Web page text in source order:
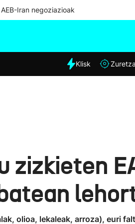
AEB-Iran negoziazioak
Eguraldia
Klisk
zizkieten
olioa, lekaleak, arroza), euri